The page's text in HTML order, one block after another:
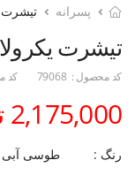
پسرانه تیشرت
تیشرت
کد محصول : 79068 کد
2,175,000 تومان
رنگ : طوسی آبی